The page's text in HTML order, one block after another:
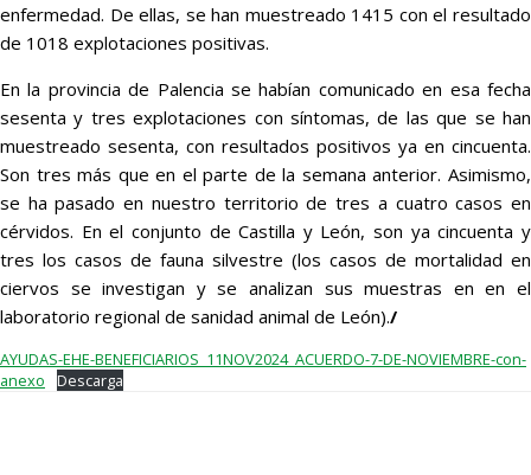
enfermedad. De ellas, se han muestreado 1415 con el resultado
de 1018 explotaciones positivas.
En la provincia de Palencia se habían comunicado en esa fecha
sesenta y tres explotaciones con síntomas, de las que se han
muestreado sesenta, con resultados positivos ya en cincuenta.
Son tres más que en el parte de la semana anterior. Asimismo,
se ha pasado en nuestro territorio de tres a cuatro casos en
cérvidos. En el conjunto de Castilla y León, son ya cincuenta y
tres los casos de fauna silvestre (los casos de mortalidad en
ciervos se investigan y se analizan sus muestras en en el
laboratorio regional de sanidad animal de León)./
AYUDAS-EHE-BENEFICIARIOS_11NOV2024_ACUERDO-7-DE-NOVIEMBRE-con-
anexo
Descarga